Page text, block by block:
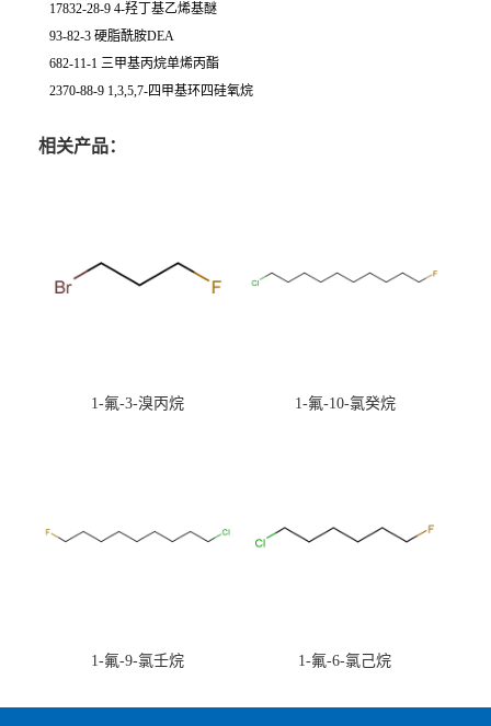
17832-28-9 4-羟丁基乙烯基醚
93-82-3 硬脂酰胺DEA
682-11-1 三甲基丙烷单烯丙酯
2370-88-9 1,3,5,7-四甲基环四硅氧烷
相关产品：
1-氟-3-溴丙烷 1-氟-10-氯癸烷
1-氟-9-氯壬烷 1-氟-6-氯己烷